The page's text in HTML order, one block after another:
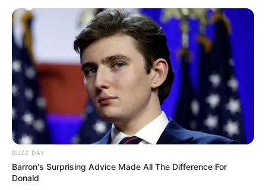
BUZZ DAY
Barron's Surprising Advice Made All The Difference For
Donald